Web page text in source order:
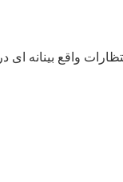
واقع بینانه ای در